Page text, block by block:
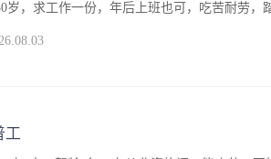
岁，求工作一份，年后上班也可，吃苦耐劳，
工